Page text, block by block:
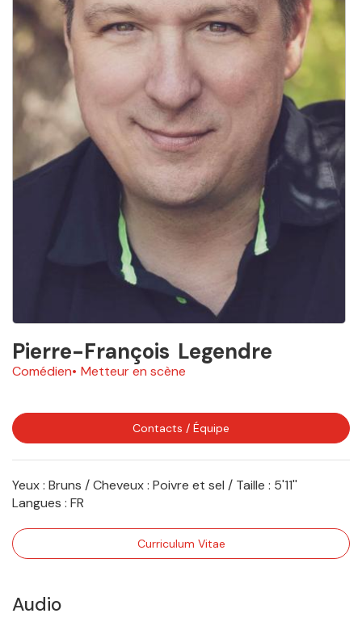
Pierre-François Legendre
Comédien Metteur en scène
Contacts / Équipe
Yeux : Bruns / Cheveux : Poivre et sel / Taille : 5'11''
Langues : FR
Curriculum Vitae
Audio